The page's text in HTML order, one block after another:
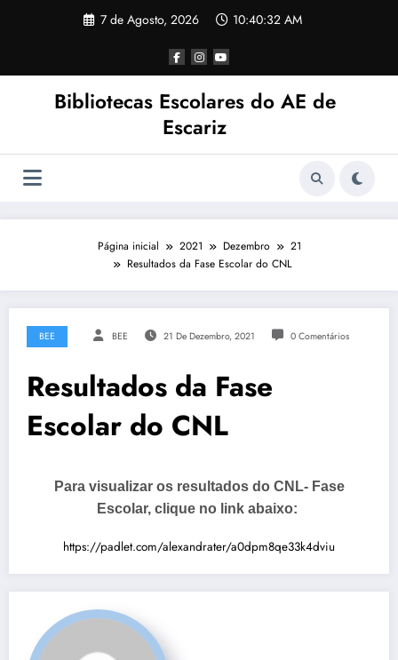
7 de Agosto, 2026 10:40:32 AM
Bibliotecas Escolares do AE de
Escariz
Página inicial 2021 Dezembro
21
Resultados da Fase Escolar do CNL
BEE BEE 21 De Dezembro, 2021 0 Comentários
Resultados da Fase
Escolar do CNL
Para visualizar os resultados do CNL- Fase
Escolar, clique no link abaixo:
https://padlet.com/alexandrater/a0dpm8qe33k4dviu